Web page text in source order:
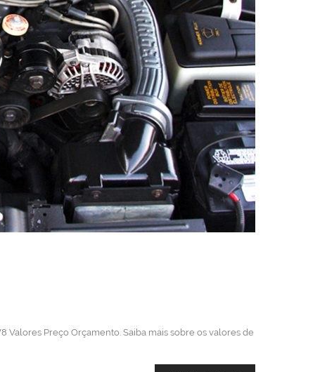
Valores Preço Orçamento. Saiba mais sobre os valores de